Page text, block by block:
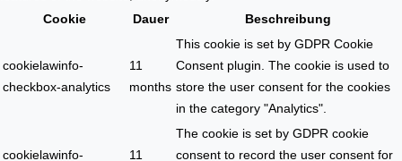
Cookie
Dauer Beschreibung
cookielawinfo-
checkbox-analytics
11
months
This cookie is set by GDPR Cookie
Consent plugin. The cookie is used to
store the user consent for the cookies
in the category "Analytics".
cookielawinfo-
11
The cookie is set by GDPR cookie
consent to record the user consent for